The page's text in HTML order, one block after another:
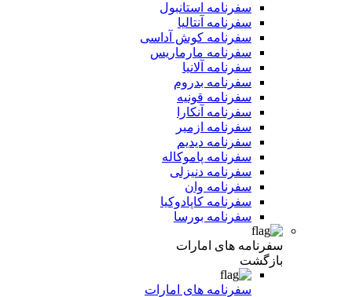
سفرنامه استانبول
سفرنامه آنتالیا
سفرنامه کوش آداسی
سفرنامه مارماریس
سفرنامه آلانیا
سفرنامه بدروم
سفرنامه قونیه
سفرنامه آنکارا
سفرنامه ازمیر
سفرنامه دیدیم
سفرنامه پاموکاله
سفرنامه دنیزلی
سفرنامه وان
سفرنامه کاپادوکیا
سفرنامه بورسا
سفرنامه های امارات
بازگشت
سفرنامه های امارات